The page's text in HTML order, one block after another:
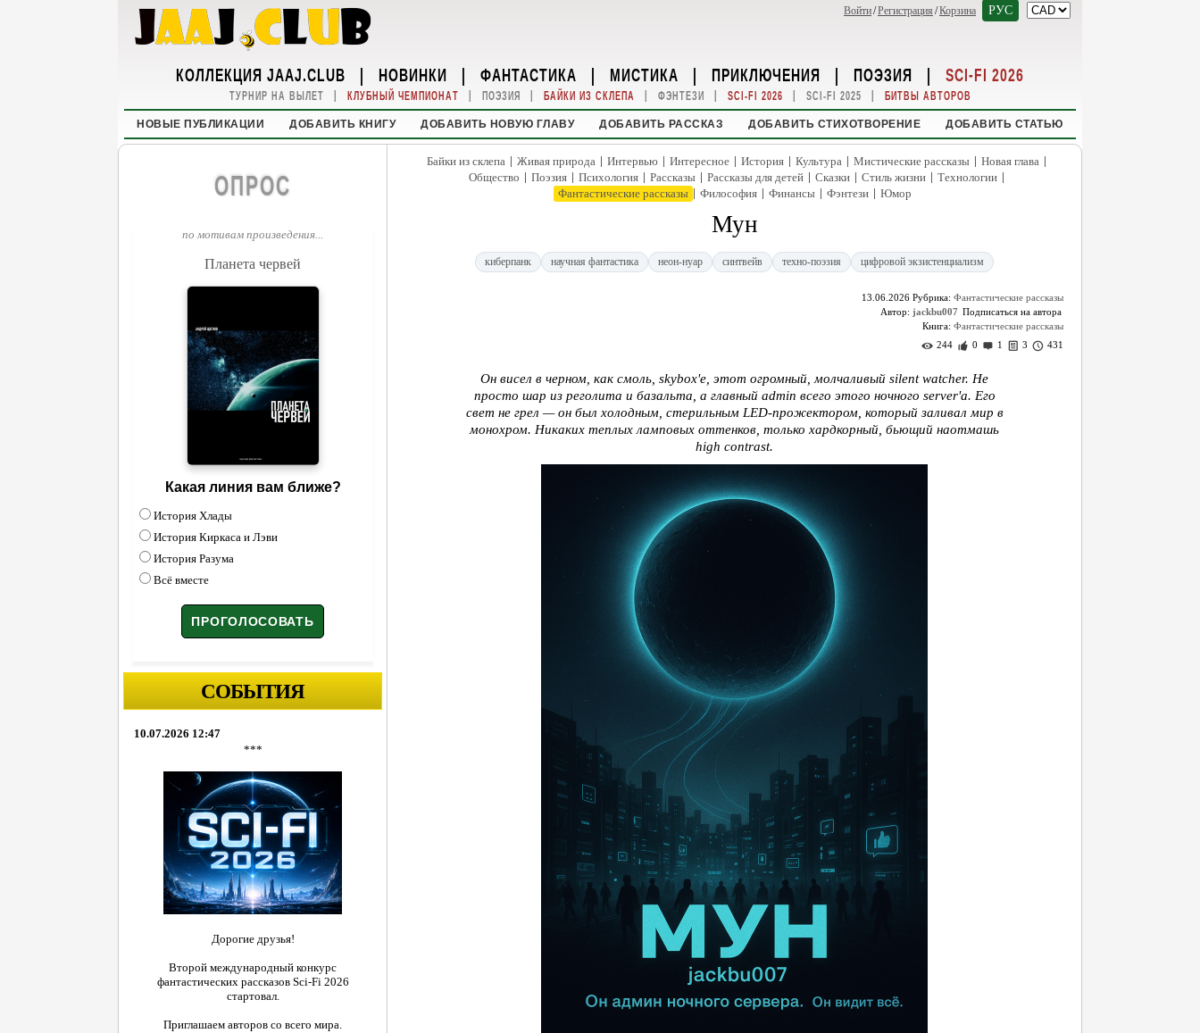
Войти/Регистрация /Корзина РУС
КОЛЛЕКЦИЯ JAAJ.CLUB | НОВИНКИ | ФАНТАСТИКА | МИСТИКА | ПРИКЛЮЧЕНИЯ | ПОЭЗИЯ | SCI-FI 2026
ТУРНИР НА ВЫЛЕТ | КЛУБНЫЙ ЧЕМПИОНАТ | ПОЭЗИЯ | БАЙКИ ИЗ СКЛЕПА | ФЭНТЕЗИ | SCI-FI 2026 | SCI-FI 2025 | БИТВЫ АВТОРОВ
НОВЫЕ ПУБЛИКАЦИИ ДОБАВИТЬ КНИГУ ДОБАВИТЬ НОВУЮ ГЛАВУ ДОБАВИТЬ РАССКАЗ ДОБАВИТЬ СТИХОТВОРЕНИЕ ДОБАВИТЬ СТАТЬЮ
ОПРОС
по мотивам произведения...
Планета червей
Какая линия вам ближе?
История Хлады
История Киркаса и Лэви
История Разума
Всё вместе
СОБЫТИЯ
10.07.2026 12:47
***
Дорогие друзья!
Второй международный конкурс
фантастических рассказов Sci-Fi 2026
стартовал.
Приглашаем авторов со всего мира.
Байки из склепа | Живая природа | Интервью | Интересное | История | Культура | Мистические рассказы | Новая глава |
Общество | Поэзия | Психология | Рассказы | Рассказы для детей | Сказки | Стиль жизни | Технологии |
Фантастические рассказы | Философия | Финансы | Фэнтези | Юмор
Мун
киберпанк научная фантастика неон-нуар синтвейв техно-поэзия цифровой экзистенциализм
13.06.2026 Рубрика: Фантастические рассказы
Автор: jackbu007
Книга: Фантастические рассказы
244
0 1 3 431
Он висел в черном, как смоль, skybox'е, этот огромный, молчаливый silent watcher. Не
просто шар из реголита и базальта, а главный admin всего этого ночного server'а. Его
свет не грел — он был холодным, стерильным LED-прожектором, который заливал мир в
монохром. Никаких теплых ламповых оттенков, только хардкорный, бьющий наотмашь
high contrast.